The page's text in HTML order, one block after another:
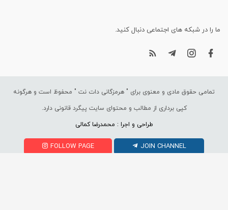
ما را در شبکه های اجتماعی دنبال کنید.
تمامی حقوق مادی و معنوی برای " هرمزگانی دات نت " محفوظ است و هرگونه
کپی برداری از مطالب و محتوای سایت پیگرد قانونی دارد.
طراحی و اجرا : محمدرضا کمالی
FOLLOW PAGE JOIN CHANNEL